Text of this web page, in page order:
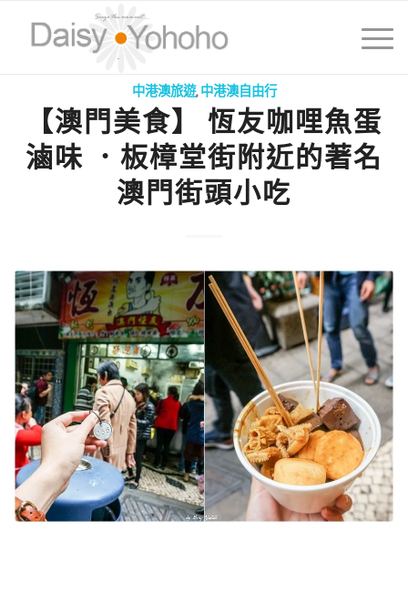
中港澳旅遊,中港澳自由行
【澳門美食】 恆友咖哩魚蛋
滷味 ．板樟堂街附近的著名
澳門街頭小吃